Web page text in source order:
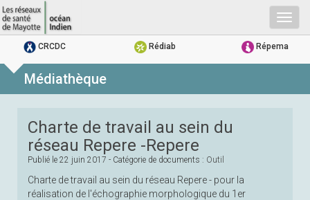
CRCDC Rédiab Répema
Médiathèque
Charte de travail au sein du
réseau Repere -Repere
Publié le 22 juin 2017 - Catégorie de documents : Outil
Charte de travail au sein du réseau Repere - pour la
réalisation de l'échographie morphologique du 1er